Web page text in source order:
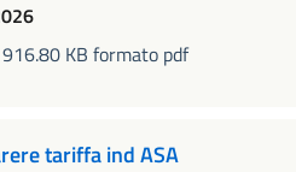
KB formato pdf
tariffa ind ASA